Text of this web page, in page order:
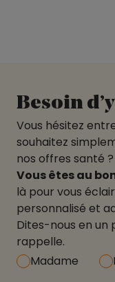
Besoin
Vous hésitez
souhaitez
nos offres santé ?
Vous êtes au
là pour vous
personnalisé et
Dites-nous en un
rappelle.
Madame